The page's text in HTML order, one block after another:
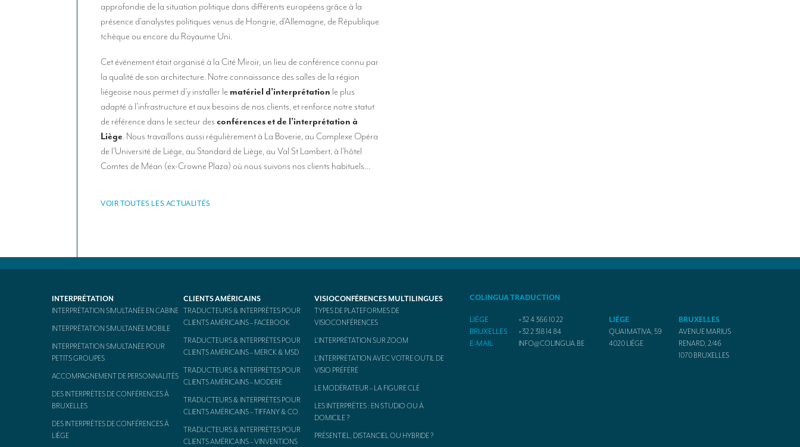
approfondie de la situation politique dans différents européens grâce à la
présence d’analystes politiques venus de Hongrie, d’Allemagne, de République
tchèque ou encore du Royaume Uni.
Cet événement était organisé à la Cité Miroir, un lieu de conférence connu par
la qualité de son architecture. Notre connaissance des salles de la région
liégeoise nous permet d’y installer le matériel d’interprétation le plus
adapté à l’infrastructure et aux besoins de nos clients, et renforce notre statut
de référence dans le secteur desconférences et de l’interprétation à
Liège. Nous travaillons aussi régulièrement à La Boverie, au Complexe Opéra
de l’Université de Liège, au Standard de Liège, au Val St Lambert, à l’hôtel
Comtes de Méan (ex-Crowne Plaza) où nous suivons nos clients habituels…
VOIR TOUTES LES ACTUALITÉS
INTERPRÉTATION
INTERPRÉTATION SIMULTANÉE EN CABINE
INTERPRÉTATION SIMULTANÉE MOBILE
INTERPRÉTATION SIMULTANÉE POUR
PETITS GROUPES
ACCOMPAGNEMENT DE PERSONNALITÉS
DES INTERPRÈTES DE CONFÉRENCES À
BRUXELLES
DES INTERPRÈTES DE CONFÉRENCES À
LIÈGE
CLIENTS AMÉRICAINS
TRADUCTEURS & INTERPRÈTES POUR
CLIENTS AMÉRICAINS – FACEBOOK
TRADUCTEURS & INTERPRÈTES POUR
CLIENTS AMÉRICAINS – MERCK & MSD
TRADUCTEURS & INTERPRÈTES POUR
CLIENTS AMÉRICAINS – MODERE
TRADUCTEURS & INTERPRÈTES POUR
CLIENTS AMÉRICAINS – TIFFANY & CO.
TRADUCTEURS & INTERPRÈTES POUR
CLIENTS AMÉRICAINS – VINVENTIONS
VISIOCONFÉRENCES MULTILINGUES
TYPES DE PLATEFORMES DE
VISIOCONFÉRENCES
L’INTERPRÉTATION SUR ZOOM
L’INTERPRÉTATION AVEC VOTRE OUTIL DE
VISIO PRÉFÉRÉ
LE MODÉRATEUR – LA FIGURE CLÉ
LES INTERPRÈTES : EN STUDIO OU À
DOMICILE ?
PRÉSENTIEL, DISTANCIEL OU HYBRIDE ?
COLINGUA TRADUCTION
LIÈGE
+32 4 366 10 22
BRUXELLES
+32 2 318 14 84
E-MAIL
INFO@COLINGUA.BE
LIÈGE
QUAI MATIVA, 59
4020LIÈGE
BRUXELLES
AVENUE MARIUS
RENARD, 2/46
1070BRUXELLES